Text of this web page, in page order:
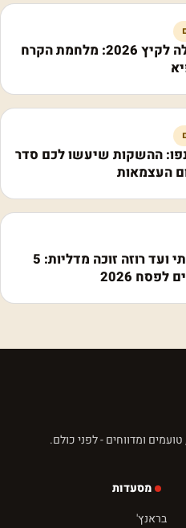
גלידות נסטלה לקיץ 2026: מלחמת הקרח
ההשקות שיעשו לכם סדר
העצמאות
ממרלו עוצמתי ועד רוזה זוכה מדליות: 5
2026
ומדווחים - לפני כולם.
מסעדות
בראנץ'